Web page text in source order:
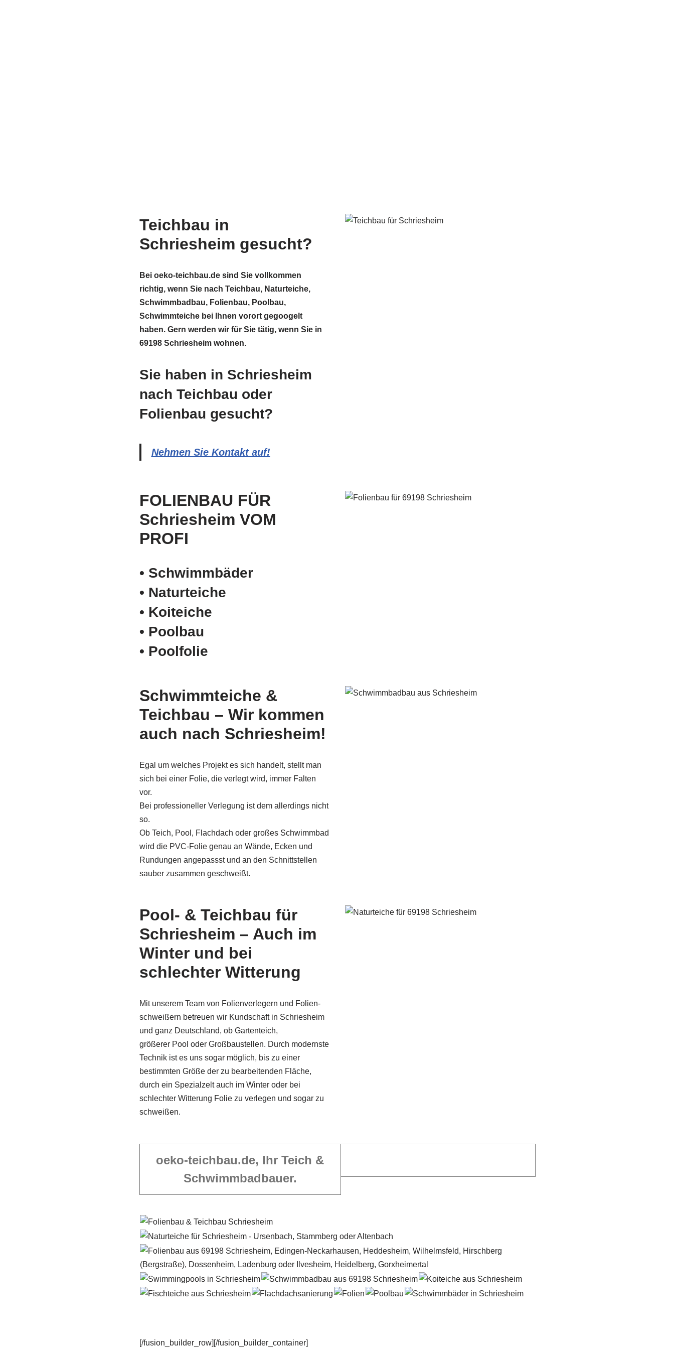
Teichbau in
Schriesheim gesucht?
Bei oeko-teichbau.de sind Sie vollkommen
richtig, wenn Sie nach Teichbau, Naturteiche,
Schwimmbadbau, Folienbau, Poolbau,
Schwimmteiche bei Ihnen vorort gegoogelt
haben. Gern werden wir für Sie tätig, wenn Sie in
69198 Schriesheim wohnen.
Sie haben in Schriesheim
nach Teichbau oder
Folienbau gesucht?
Nehmen Sie Kontakt auf!
FOLIENBAU FÜR
Schriesheim VOM
PROFI
• Schwimm­bäder
• Naturteiche
• Koiteiche
• Poolbau
• Poolfolie
Schwimmteiche &
Teichbau – Wir kommen
auch nach Schriesheim!
Egal um welches Projekt es sich handelt, stellt man
sich bei einer Folie, die verlegt wird, immer Falten
vor.
Bei professioneller Verlegung ist dem allerdings nicht
so.
Ob Teich, Pool, Flachdach oder großes Schwimmbad
wird die PVC-Folie genau an Wände, Ecken und
Rundungen angepassst und an den Schnittstellen
sauber zusammen geschweißt.
Pool- & Teichbau für
Schriesheim – Auch im
Winter und bei
schlechter Witterung
Mit unserem Team von Folienverlegern und Folien­
schweißern betreuen wir Kundschaft in Schriesheim
und ganz Deutschland, ob Gartenteich,
größerer Pool oder Großbaustellen. Durch modernste
Technik ist es uns sogar möglich, bis zu einer
bestimmten Größe der zu bearbeitenden Fläche,
durch ein Spezi­alzelt auch im Winter oder bei
schlechter Witterung Folie zu verlegen und sogar zu
schweißen.
oeko-teichbau.de, Ihr Teich &
Schwimmbadbauer.
[/fusion_builder_row][/fusion_builder_container]